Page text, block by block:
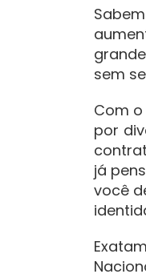
sem
Com
por
já
você